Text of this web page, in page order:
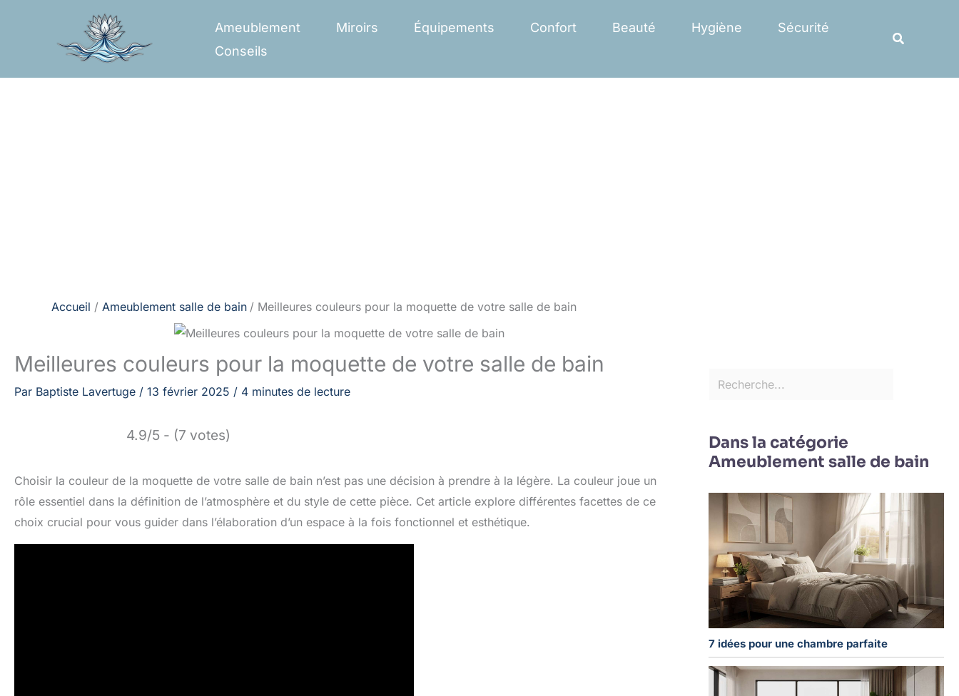
Ameublement Miroirs Équipements Confort Beauté Hygiène
Sécurité
Conseils
Accueil Ameublement salle de bain Meilleures couleurs pour la moquette de votre salle de bain
Meilleures couleurs pour la moquette de votre salle de bain
Par Baptiste Lavertuge / 13 février 2025 / 4 minutes de lecture
4.9/5 - (7 votes)
Choisir la couleur de la moquette de votre salle de bain n’est pas une décision à prendre à la légère. La couleur joue un
rôle essentiel dans la définition de l’atmosphère et du style de cette pièce. Cet article explore différentes facettes de ce
choix crucial pour vous guider dans l’élaboration d’un espace à la fois fonctionnel et esthétique.
Dans la catégorie
Ameublement salle de bain
7 idées pour une chambre parfaite